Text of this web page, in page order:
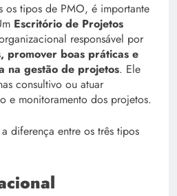
os tipos de PMO, é importante
Escritório de Projetos
responsável por
promover boas práticas e
na gestão de projetos. Ele
consultivo ou atuar
e monitoramento dos projetos.
diferença entre os três tipos